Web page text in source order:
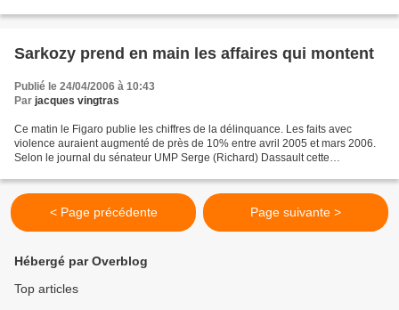
Sarkozy prend en main les affaires qui montent
Publié le 24/04/2006 à 10:43
Par jacques vingtras
Ce matin le Figaro publie les chiffres de la délinquance. Les faits avec
violence auraient augmenté de près de 10% entre avril 2005 et mars 2006.
Selon le journal du sénateur UMP Serge (Richard) Dassault cette
< Page précédente Page suivante >
Hébergé par Overblog
Top articles